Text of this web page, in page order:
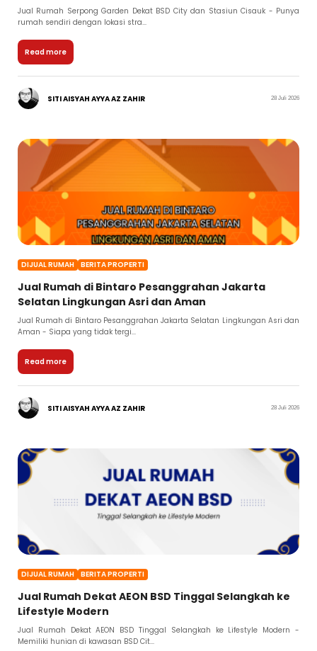
Jual Rumah Serpong Garden Dekat BSD City dan Stasiun Cisauk - Punya
rumah sendiri dengan lokasi stra...
Read more
SITI AISYAH AYYA AZ ZAHIR 28 Juli 2026
DIJUAL RUMAH BERITA PROPERTI
Jual Rumah di Bintaro Pesanggrahan Jakarta
Selatan Lingkungan Asri dan Aman
Jual Rumah di Bintaro Pesanggrahan Jakarta Selatan Lingkungan Asri dan
Aman - Siapa yang tidak tergi...
Read more
SITI AISYAH AYYA AZ ZAHIR 28 Juli 2026
DIJUAL RUMAH BERITA PROPERTI
Jual Rumah Dekat AEON BSD Tinggal Selangkah ke
Lifestyle Modern
Jual Rumah Dekat AEON BSD Tinggal Selangkah ke Lifestyle Modern -
Memiliki hunian di kawasan BSD Cit...